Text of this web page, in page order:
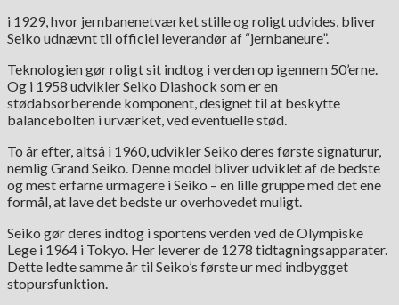
i 1929, hvor jernbanenetværket stille og roligt udvides, bliver
Seiko udnævnt til officiel leverandør af “jernbaneure”.
Teknologien gør roligt sit indtog i verden op igennem 50’erne.
Og i 1958 udvikler Seiko Diashock som er en
stødabsorberende komponent, designet til at beskytte
balancebolten i urværket, ved eventuelle stød.
To år efter, altså i 1960, udvikler Seiko deres første signaturur,
nemlig Grand Seiko. Denne model bliver udviklet af de bedste
og mest erfarne urmagere i Seiko – en lille gruppe med det ene
formål, at lave det bedste ur overhovedet muligt.
Seiko gør deres indtog i sportens verden ved de Olympiske
Lege i 1964 i Tokyo. Her leverer de 1278 tidtagningsapparater.
Dette ledte samme år til Seiko’s første ur med indbygget
stopursfunktion.